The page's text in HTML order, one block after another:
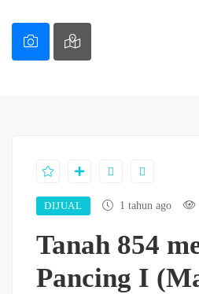
DIJUAL 1 tahun ago
Tanah 854
Pancing I